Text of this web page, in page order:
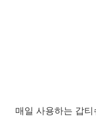
매일 사용하는 갑